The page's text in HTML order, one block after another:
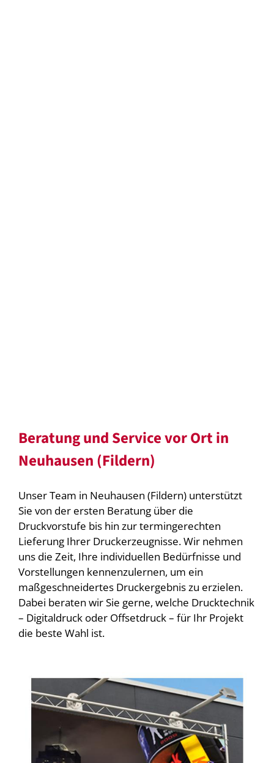
Beratung und Service vor Ort in
Neuhausen (Fildern)
Unser Team in Neuhausen (Fildern) unterstützt
Sie von der ersten Beratung über die
Druckvorstufe bis hin zur termingerechten
Lieferung Ihrer Druckerzeugnisse. Wir nehmen
uns die Zeit, Ihre individuellen Bedürfnisse und
Vorstellungen kennenzulernen, um ein
maßgeschneidertes Druckergebnis zu erzielen.
Dabei beraten wir Sie gerne, welche Drucktechnik
– Digitaldruck oder Offsetdruck – für Ihr Projekt
die beste Wahl ist.